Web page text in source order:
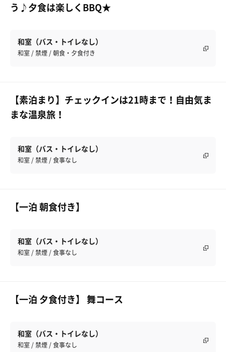
う♪夕食は楽しくBBQ★
和室（バス・トイレなし）
和室 / 禁煙 / 朝食・夕食付き
【素泊まり】チェックインは21時まで！自由気ま
まな温泉旅！
和室（バス・トイレなし）
和室 / 禁煙 / 食事なし
【一泊 朝食付き】
和室（バス・トイレなし）
和室 / 禁煙 / 食事なし
【一泊 夕食付き】 舞コース
和室（バス・トイレなし）
和室 / 禁煙 / 食事なし